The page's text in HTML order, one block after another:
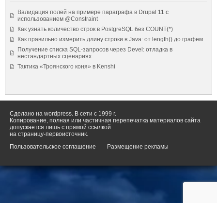
Валидация полей на примере параграфа в Drupal 11 с
использованием @Constraint
Как узнать количество строк в PostgreSQL без COUNT(*)
Как правильно измерить длину строки в Java: от length() до графем
Получение списка SQL-запросов через Devel: отладка в
нестандартных сценариях
Тактика «Троянского коня» в Kenshi
Сделано на wordpress. В сети с 1999 г.
Копирование, полная или частичная перепечатка материалов сайта
допускается лишь с прямой ссылкой
на страницу-первоисточник.
Пользовательское соглашение
Размещение рекламы